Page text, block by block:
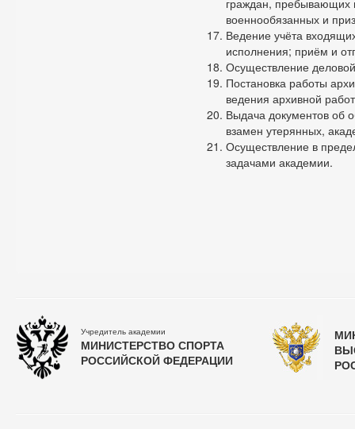
граждан, пребывающих
военнообязанных и
Ведение учёта
исполнения; приём и
Осуществление
Постановка работы
ведения архивной
Выдача документов об
взамен утерянных,
Осуществление в
задачами академии.
Учредитель академии
МИНИСТЕРСТВО СПОРТА
РОССИЙСКОЙ ФЕДЕРАЦИИ